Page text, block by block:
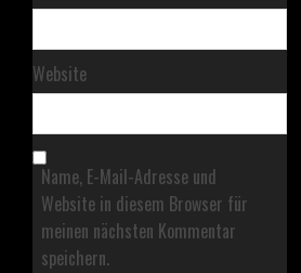
Website
Name, E-Mail-Adresse und
Website in diesem Browser für
meinen nächsten Kommentar
speichern.